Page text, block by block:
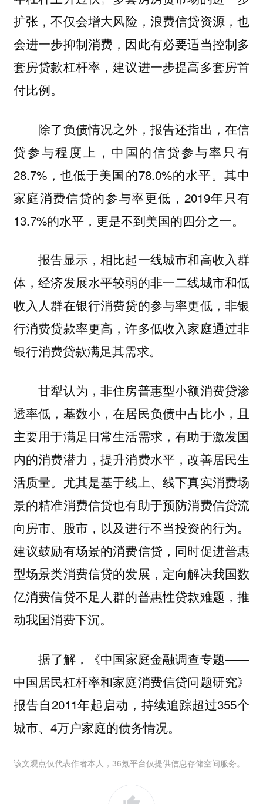
扩张，不仅会增大风险，浪费信贷资源，也
会进一步抑制消费，因此有必要适当控制多
套房贷款杠杆率，建议进一步提高多套房首
付比例。
除了负债情况之外，报告还指出，在信
贷参与程度上，中国的信贷参与率只有
28.7%，也低于美国的78.0%的水平。其中
家庭消费信贷的参与率更低，2019年只有
13.7%的水平，更是不到美国的四分之一。
报告显示，相比起一线城市和高收入群
体，经济发展水平较弱的非一二线城市和低
收入人群在银行消费贷的参与率更低，非银
行消费贷款率更高，许多低收入家庭通过非
银行消费贷款满足其需求。
甘犁认为，非住房普惠型小额消费贷渗
透率低，基数小，在居民负债中占比小，且
主要用于满足日常生活需求，有助于激发国
内的消费潜力，提升消费水平，改善居民生
活质量。尤其是基于线上、线下真实消费场
景的精准消费信贷也有助于预防消费信贷流
向房市、股市，以及进行不当投资的行为。
建议鼓励有场景的消费信贷，同时促进普惠
型场景类消费信贷的发展，定向解决我国数
亿消费信贷不足人群的普惠性贷款难题，推
动我国消费下沉。
据了解，《中国家庭金融调查专题——
中国居民杠杆率和家庭消费信贷问题研究》
报告自2011年起启动，持续追踪超过355个
城市、4万户家庭的债务情况。
该文观点仅代表作者本人，36氪平台仅提供信息存储空间服务。